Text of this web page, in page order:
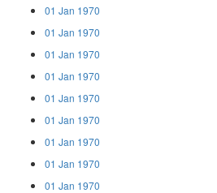
01 Jan 1970
01 Jan 1970
01 Jan 1970
01 Jan 1970
01 Jan 1970
01 Jan 1970
01 Jan 1970
01 Jan 1970
01 Jan 1970